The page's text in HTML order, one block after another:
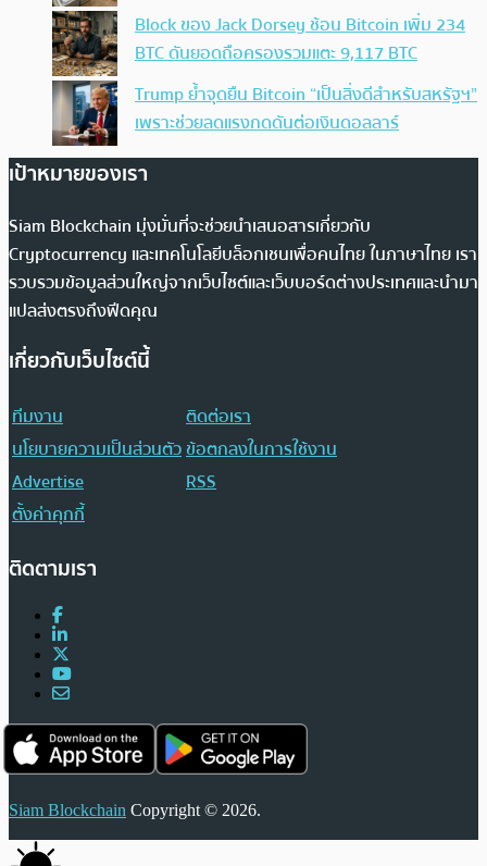
Block ของ Jack Dorsey ช้อน Bitcoin เพิ่ม 234
BTC ดันยอดถือครองรวมแตะ 9,117 BTC
Trump ย้ำจุดยืน Bitcoin “เป็นสิ่งดีสำหรับสหรัฐฯ”
เพราะช่วยลดแรงกดดันต่อเงินดอลลาร์
เป้าหมายของเรา
Siam Blockchain มุ่งมั่นที่จะช่วยนำเสนอสารเกี่ยวกับ
Cryptocurrency และเทคโนโลยีบล็อกเชนเพื่อคนไทย ในภาษาไทย เรา
รวบรวมข้อมูลส่วนใหญ่จากเว็บไซต์และเว็บบอร์ดต่างประเทศและนำมา
แปลส่งตรงถึงฟีดคุณ
เกี่ยวกับเว็บไซต์นี้
ทีมงาน
ติดต่อเรา
นโยบายความเป็นส่วนตัวข้อตกลงในการใช้งาน
Advertise
RSS
ตั้งค่าคุกกี้
ติดตามเรา
Siam Blockchain Copyright © 2026.